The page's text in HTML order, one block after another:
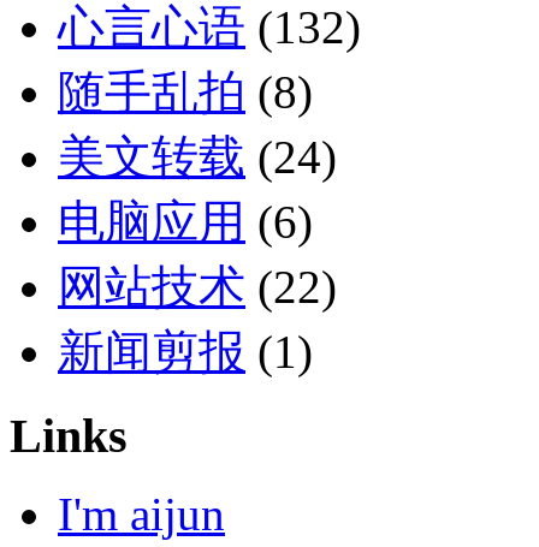
心言心语 (132)
随手乱拍 (8)
美文转载 (24)
电脑应用 (6)
网站技术 (22)
新闻剪报 (1)
Links
I'm aijun